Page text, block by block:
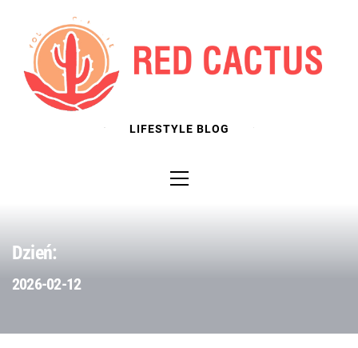
content
LIFESTYLE BLOG
Menu
Dzień:
2026-02-12